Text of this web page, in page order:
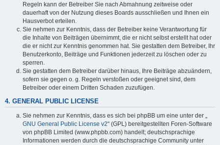
Regeln kann der Betreiber Sie nach Abmahnung zeitweise oder
dauerhaft von der Nutzung dieses Boards ausschließen und Ihnen ein
Hausverbot erteilen.
Sie nehmen zur Kenntnis, dass der Betreiber keine Verantwortung für
die Inhalte von Beiträgen übernimmt, die er nicht selbst erstellt hat oder
die er nicht zur Kenntnis genommen hat. Sie gestatten dem Betreiber, Ihr
Benutzerkonto, Beiträge und Funktionen jederzeit zu löschen oder zu
sperren.
Sie gestatten dem Betreiber darüber hinaus, Ihre Beiträge abzuändern,
sofern sie gegen o. g. Regeln verstoßen oder geeignet sind, dem
Betreiber oder einem Dritten Schaden zuzufügen.
4. GENERAL PUBLIC LICENSE
Sie nehmen zur Kenntnis, dass es sich bei phpBB um eine unter der „
GNU General Public License v2“ (GPL) bereitgestellten Foren-Software
von phpBB Limited (www.phpbb.com) handelt; deutschsprachige
Informationen werden durch die deutschsprachige Community unter